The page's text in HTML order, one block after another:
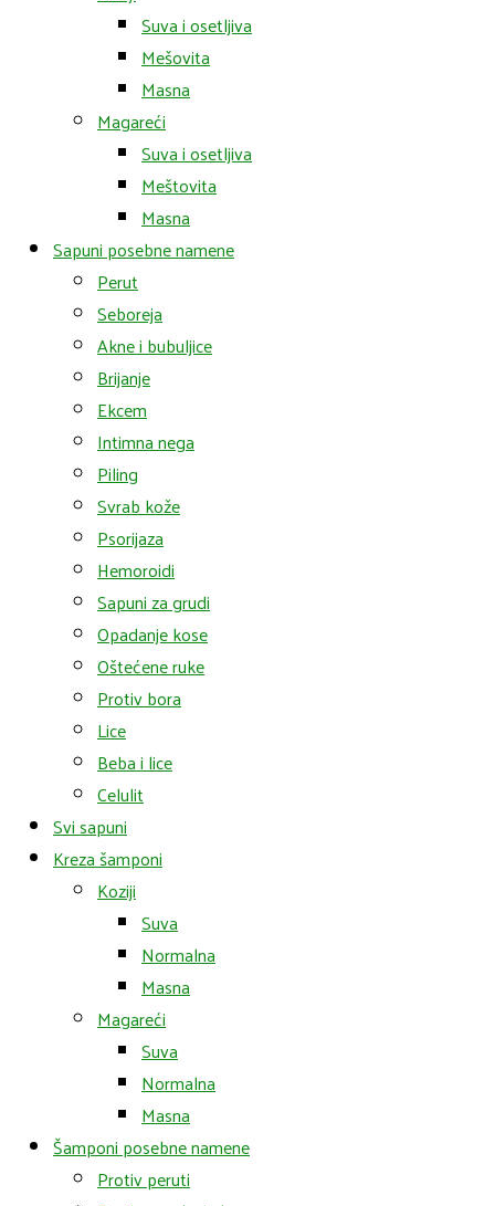
Suva i osetljiva
Mešovita
Masna
Magareći
Suva i osetljiva
Meštovita
Masna
Sapuni posebne namene
Perut
Seboreja
Akne i bubuljice
Brijanje
Ekcem
Intimna nega
Piling
Svrab kože
Psorijaza
Hemoroidi
Sapuni za grudi
Opadanje kose
Oštećene ruke
Protiv bora
Lice
Beba i lice
Celulit
Svi sapuni
Kreza šamponi
Koziji
Suva
Normalna
Masna
Magareći
Suva
Normalna
Masna
Šamponi posebne namene
Protiv peruti